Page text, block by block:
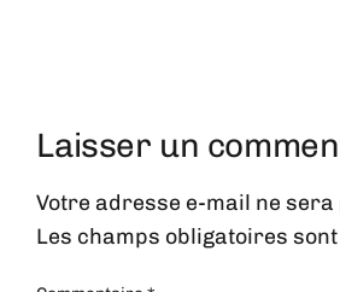
Laisser un
Votre adresse e-mail ne sera
Les champs obligatoires